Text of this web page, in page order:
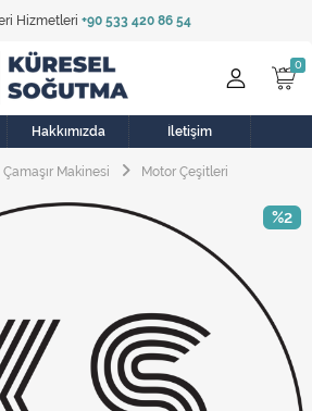
Hizmetleri +90 533 420 86 54
Tüm Kategoriler
Bulaşık Makinesi
Buzdolabı
Çamaşır Kurutma Makinesi
Elektrikli Aksamlar
Süpürge
Hakkımızda İletişim
Çamaşır Makinesi Motor Çeşitleri
%2